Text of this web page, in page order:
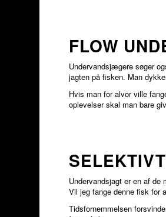
FLOW
Undervandsjægere søger
jagten på fisken. Man
Hvis man for alvor ville
oplevelser skal man bare
Undervandsjagt er en af
Vil jeg fange denne fisk for
Tidsfornemmelsen